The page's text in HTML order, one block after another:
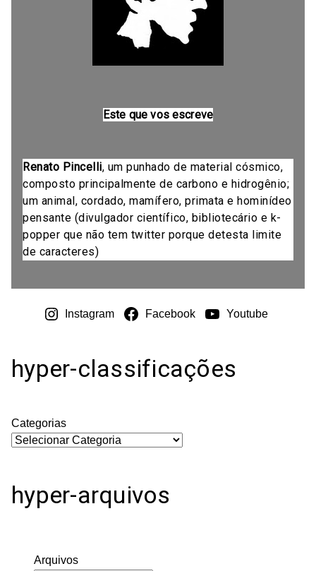
Este que vos escreve
Renato Pincelli, um punhado de material cósmico,
composto principalmente de carbono e hidrogênio;
um animal, cordado, mamífero, primata e hominídeo
pensante (divulgador científico, bibliotecário e k-
popper que não tem twitter porque detesta limite
de caracteres)
Instagram Facebook Youtube
hyper-classificações
Categorias
hyper-arquivos
Arquivos